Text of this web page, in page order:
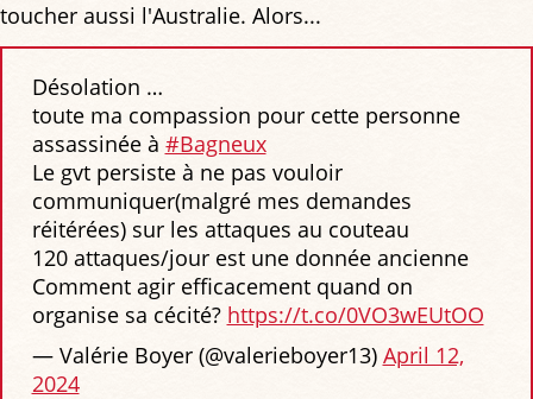
toucher aussi l'Australie. Alors...
Désolation …
toute ma compassion pour cette personne
assassinée à #Bagneux
Le gvt persiste à ne pas vouloir
communiquer(malgré mes demandes
réitérées) sur les attaques au couteau
120 attaques/jour est une donnée ancienne
Comment agir efficacement quand on
organise sa cécité? https://t.co/0VO3wEUtOO
— Valérie Boyer (@valerieboyer13) April 12,
2024